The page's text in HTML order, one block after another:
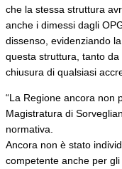
che la stessa struttura
anche i dimessi dagli
dissenso, evidenziando
questa struttura, tanto
chiusura di qualsiasi
“La Regione ancora non
Magistratura di
normativa.
Ancora non è stato
competente anche per